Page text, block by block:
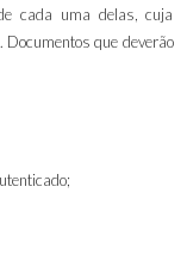
cada uma delas, cuja
que deverão